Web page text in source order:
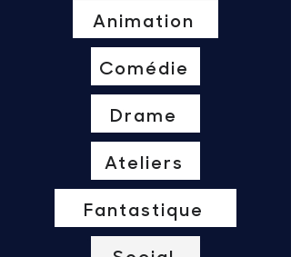
Animation
Comédie
Drame
Ateliers
Fantastique